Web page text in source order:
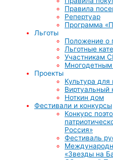
Правила
Репертуар
Программа
Льготы
Положение о
Льготные
Участникам
Проекты
Культура для
Виртуальный
Ноткин дом
Фестивали и конкурсы
Конкурс
Россия»
Фестиваль
«Звезды на